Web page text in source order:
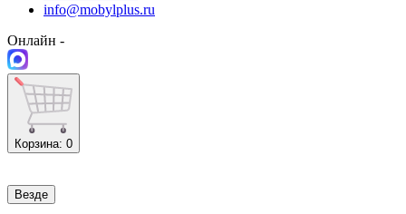
info@mobylplus.ru
Онлайн -
Корзина: 0
Везде